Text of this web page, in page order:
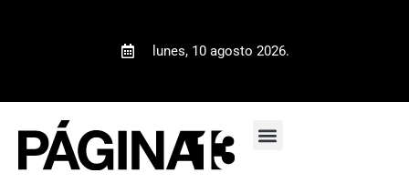
lunes, 10 agosto 2026.